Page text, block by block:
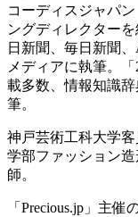
コーディスジャパ
ングディレクター
日新聞、毎日新聞
メディアに執筆。「
載多数、情報知識
筆。
神戸芸術工科大学
学部ファッション
師。
「Precious.jp」主催